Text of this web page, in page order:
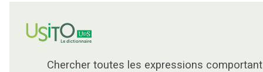
Chercher toutes les expressions